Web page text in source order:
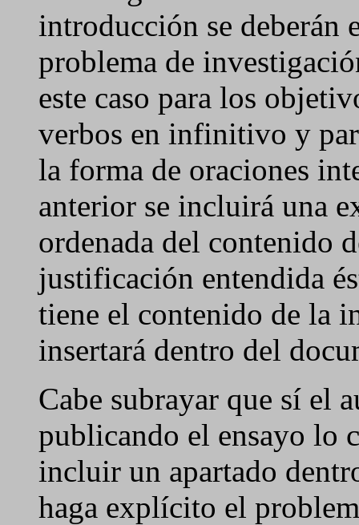
introducción se deberán
problema de
este caso para los
verbos en infinitivo y
la forma de oraciones
anterior se incluirá una
ordenada del contenido
justificación entendida
tiene el contenido de la
insertará dentro del
Cabe subrayar que sí el
publicando el ensayo lo
incluir un apartado
haga explícito el